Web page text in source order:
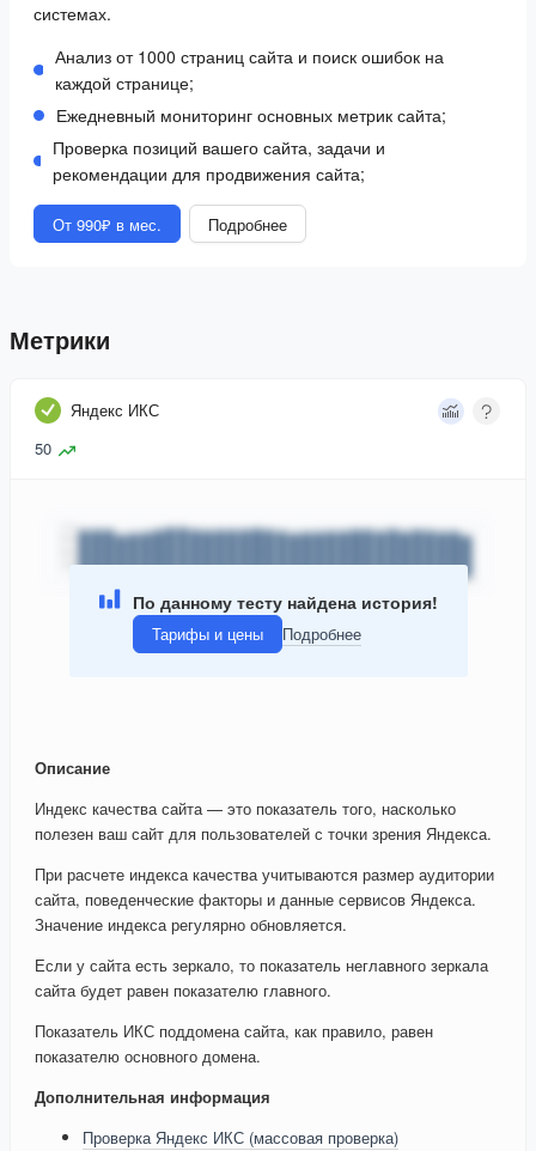
системах.
Анализ от 1000 страниц сайта и поиск ошибок на
каждой странице;
Ежедневный мониторинг основных метрик сайта;
Проверка позиций вашего сайта, задачи и
рекомендации для продвижения сайта;
От 990₽ в мес. Подробнее
Метрики
Яндекс ИКС
50
По данному тесту найдена история!
Тарифы и цены Подробнее
Описание
Индекс качества сайта — это показатель того, насколько
полезен ваш сайт для пользователей с точки зрения Яндекса.
При расчете индекса качества учитываются размер аудитории
сайта, поведенческие факторы и данные сервисов Яндекса.
Значение индекса регулярно обновляется.
Если у сайта есть зеркало, то показатель неглавного зеркала
сайта будет равен показателю главного.
Показатель ИКС поддомена сайта, как правило, равен
показателю основного домена.
Дополнительная информация
Проверка Яндекс ИКС (массовая проверка)